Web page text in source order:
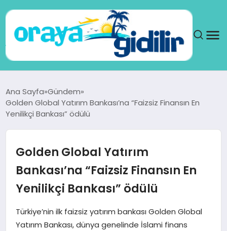
SAĞLIK
TEKNOLOJI
YAŞAM
Ana Sayfa Gündem
Golden Global Yatırım Bankası’na “Faizsiz Finansın En
Yenilikçi Bankası” ödülü
Golden Global Yatırım
Bankası’na “Faizsiz Finansın En
Yenilikçi Bankası” ödülü
Türkiye’nin ilk faizsiz yatırım bankası Golden Global
Yatırım Bankası, dünya genelinde İslami finans